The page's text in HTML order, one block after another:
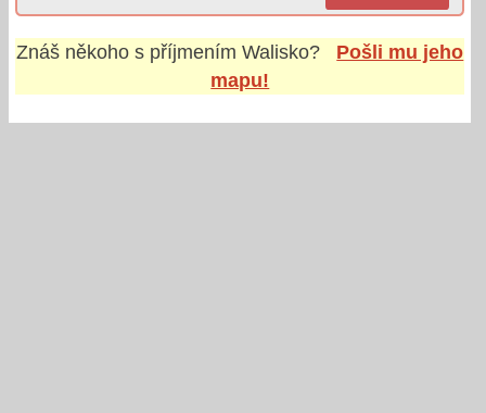
Znáš někoho s příjmenímWalisko?
Pošli mu jeho
mapu!